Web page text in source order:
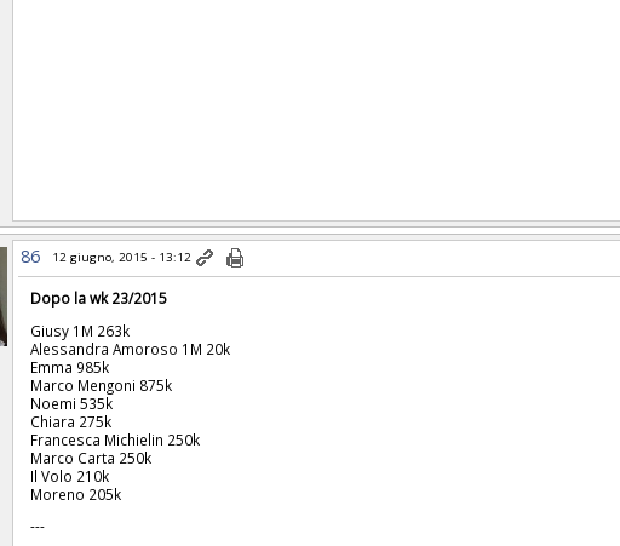
86 12 giugno, 2015 - 13:12
Dopo la wk 23/2015
Giusy 1M 263k
Alessandra Amoroso 1M 20k
Emma 985k
Marco Mengoni 875k
Noemi 535k
Chiara 275k
Francesca Michielin 250k
Marco Carta 250k
Il Volo 210k
Moreno 205k
---